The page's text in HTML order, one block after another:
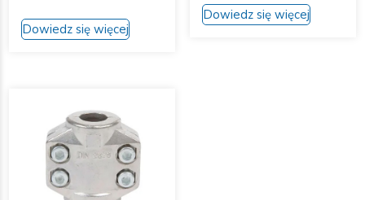
Dowiedz się więcejprodukt
można
wybrać
na
stronie
Dowiedz się więcejprodukt